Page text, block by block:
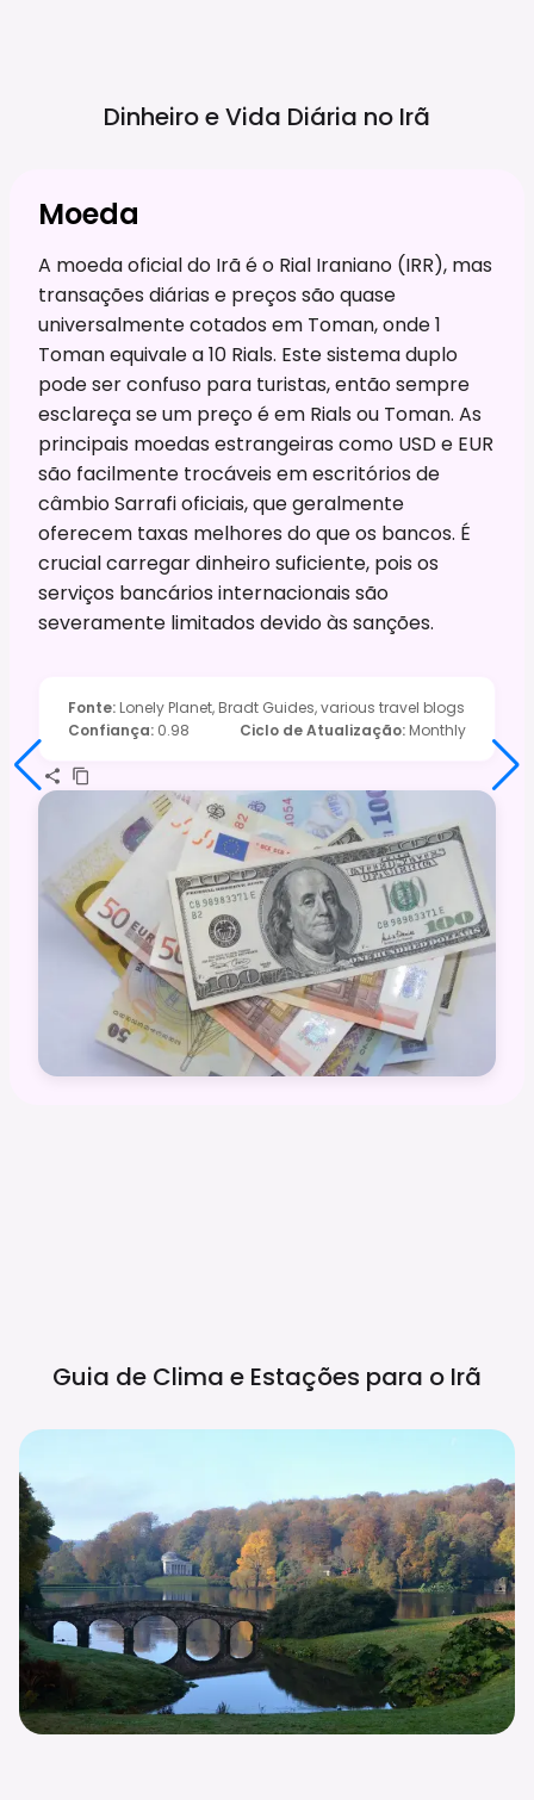
Dinheiro e Vida Diária no Irã
Moeda
A moeda oficial do Irã é o Rial Iraniano (IRR), mas
transações diárias e preços são quase
universalmente cotados em Toman, onde 1
Toman equivale a 10 Rials. Este sistema duplo
pode ser confuso para turistas, então sempre
esclareça se um preço é em Rials ou Toman. As
principais moedas estrangeiras como USD e EUR
são facilmente trocáveis em escritórios de
câmbio Sarrafi oficiais, que geralmente
oferecem taxas melhores do que os bancos. É
crucial carregar dinheiro suficiente, pois os
serviços bancários internacionais são
severamente limitados devido às sanções.
Fonte: Lonely Planet, Bradt Guides, various travel blogs
Confiança: 0.98 Ciclo de Atualização: Monthly
Guia de Clima e Estações para o Irã